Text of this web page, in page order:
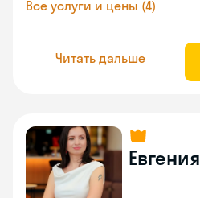
Все услуги и цены (4)
Читать дальше
Евгения